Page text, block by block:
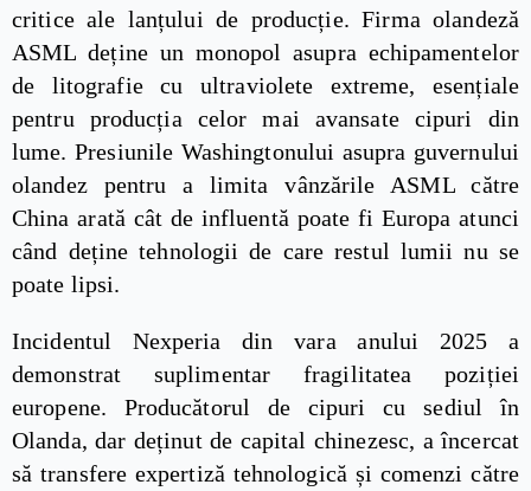
critice ale lanțului de producție. Firma olandeză
ASML deține un monopol asupra echipamentelor
de litografie cu ultraviolete extreme, esențiale
pentru producția celor mai avansate cipuri din
lume. Presiunile Washingtonului asupra guvernului
olandez pentru a limita vânzările ASML către
China arată cât de influentă poate fi Europa atunci
când deține tehnologii de care restul lumii nu se
poate lipsi.
Incidentul Nexperia din vara anului 2025 a
demonstrat suplimentar fragilitatea poziției
europene. Producătorul de cipuri cu sediul în
Olanda, dar deținut de capital chinezesc, a încercat
să transfere expertiză tehnologică și comenzi către